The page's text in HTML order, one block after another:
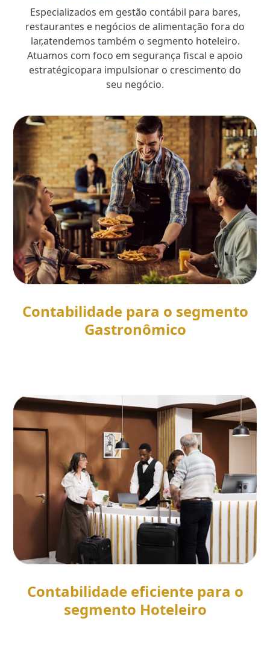
Especializados em gestão contábil para bares,
restaurantes e negócios de alimentação fora do
lar,atendemos também o segmento hoteleiro.
Atuamos com foco em segurança fiscal e apoio
estratégicopara impulsionar o crescimento do
seu negócio.
Contabilidade para o segmento
Gastronômico
Contabilidade eficiente para o
segmento Hoteleiro